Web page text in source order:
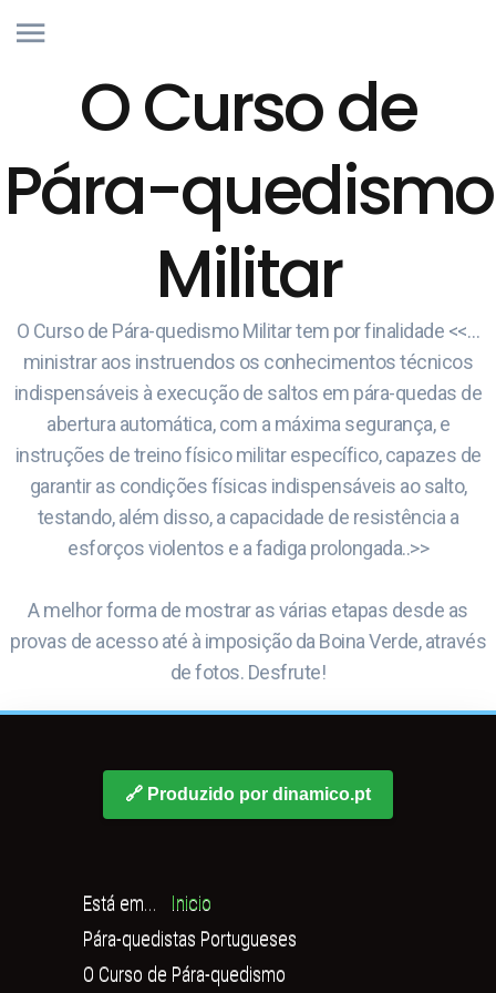
O Curso de
Pára-quedismo
Militar
O Curso de Pára-quedismo Militar tem por finalidade <<…
ministrar aos instruendos os conhecimentos técnicos
indispensáveis à execução de saltos em pára-quedas de
abertura automática, com a máxima segurança, e
instruções de treino físico militar específico, capazes de
garantir as condições físicas indispensáveis ao salto,
testando, além disso, a capacidade de resistência a
esforços violentos e a fadiga prolongada..>>
A melhor forma de mostrar as várias etapas desde as
provas de acesso até à imposição da Boina Verde, através
de fotos. Desfrute!
🔗 Produzido por dinamico.pt
Está em...
Inicio
Pára-quedistas Portugueses
O Curso de Pára-quedismo